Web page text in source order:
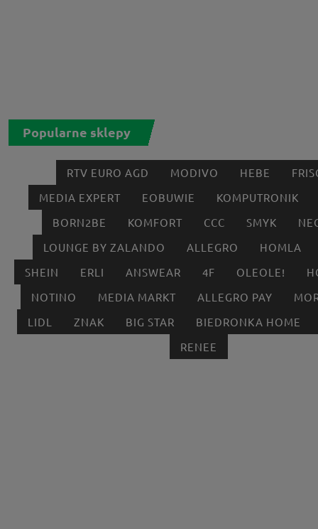
Popularne sklepy
RTV EURO AGD MODIVO HEBE
MEDIA EXPERT
EOBUWIE
KOMPUTRONIK
BORN2BE
KOMFORT CCC SMYK
LOUNGE BY ZALANDO
ALLEGRO
HOMLA
SHEIN
ERLI ANSWEAR 4F OLEOLE!
NOTINO
MEDIA MARKT ALLEGRO PAY
LIDL
ZNAK BIG STAR
BIEDRONKA HOME
RENEE